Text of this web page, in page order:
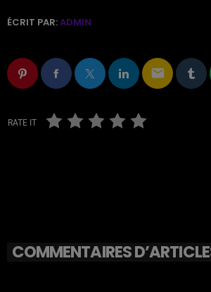
ÉCRIT PAR:ADMIN
email
RATE IT
COMMENTAIRES